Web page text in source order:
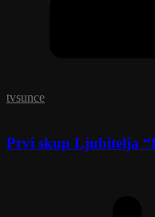
tvsunce
Prvi skup Ljubitelja